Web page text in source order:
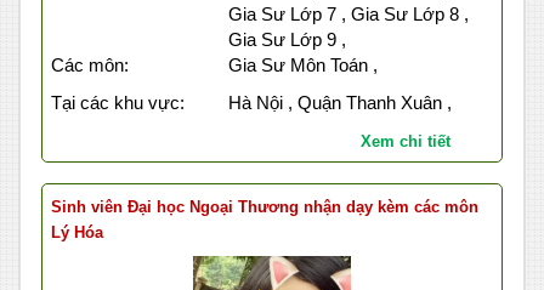
Gia Sư Lớp 7 , Gia Sư Lớp 8 ,
Gia Sư Lớp 9 ,
Các môn:
Gia Sư Môn Toán ,
Tại các khu vực:
Hà Nội , Quận Thanh Xuân ,
Xem chi tiết
Sinh viên Đại học Ngoại Thương nhận dạy kèm các môn
Lý Hóa